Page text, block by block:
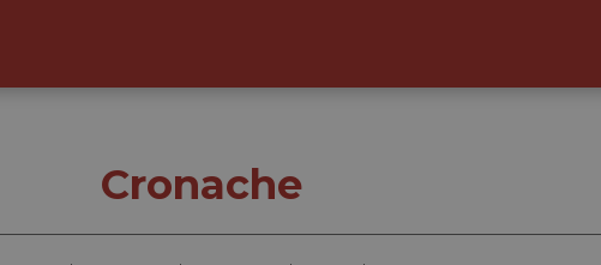
Cronache